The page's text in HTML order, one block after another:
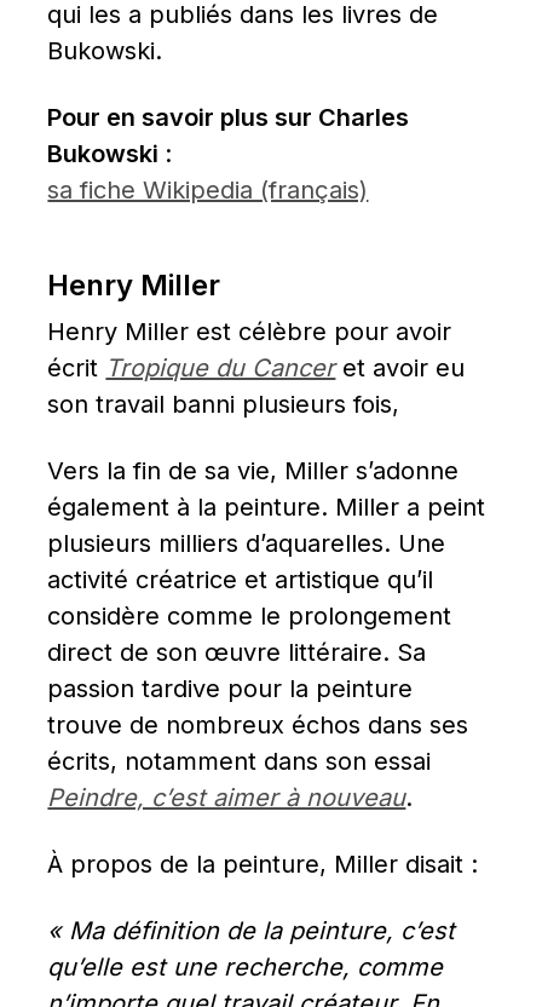
qui les a publiés dans les livres de
Bukowski.
Pour en savoir plus sur Charles
Bukowski :
sa fiche Wikipedia (français)
Henry Miller
Henry Miller est célèbre pour avoir
écrit Tropique du Cancer et avoir eu
son travail banni plusieurs fois,
Vers la fin de sa vie, Miller s’adonne
également à la peinture. Miller a peint
plusieurs milliers d’aquarelles. Une
activité créatrice et artistique qu’il
considère comme le prolongement
direct de son œuvre littéraire. Sa
passion tardive pour la peinture
trouve de nombreux échos dans ses
écrits, notamment dans son essai
Peindre, c’est aimer à nouveau.
À propos de la peinture, Miller disait :
« Ma définition de la peinture, c’est
qu’elle est une recherche, comme